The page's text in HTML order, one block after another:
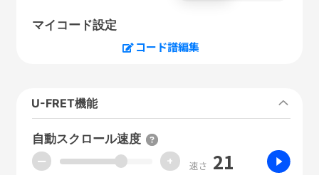
マイコード設定
コード譜編集
U-FRET機能
自動スクロール速度
ー + 速さ 21